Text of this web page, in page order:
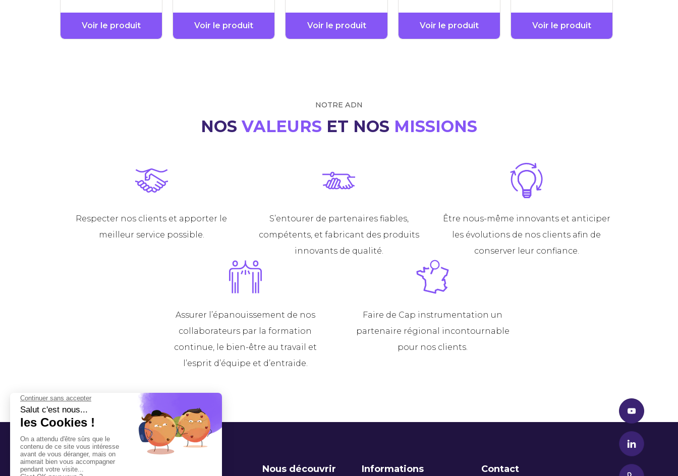
Voir le produit Voir le produit Voir le produit Voir le produit Voir le produit
NOTRE ADN
NOS VALEURS ET NOS MISSIONS
Respecter nos clients et apporter le
meilleur service possible.
S’entourer de partenaires fiables,
compétents, et fabricant des produits
innovants de qualité.
Être nous-même innovants et anticiper
les évolutions de nos clients afin de
conserver leur confiance.
Assurer l’épanouissement de nos
collaborateurs par la formation
continue, le bien-être au travail et
l’esprit d’équipe et d’entraide.
Faire de Cap instrumentation un
partenaire régional incontournable
pour nos clients.
Nous découvrir Informations Contact